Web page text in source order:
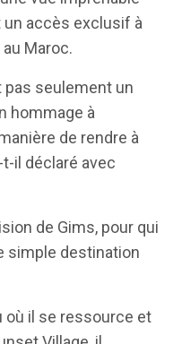
un accès exclusif à
Maroc.
pas seulement un
hommage à
de rendre à
t-il déclaré avec
de Gims, pour qui
simple destination
où il se ressource et